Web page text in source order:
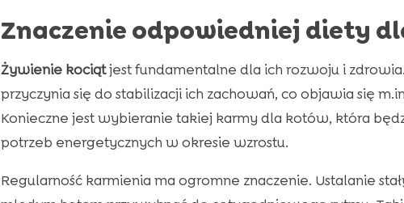
Znaczenie odpowiedniej diety
Żywienie kociątjest fundamentalne dla ich rozwoju i
przyczynia się do stabilizacji ich zachowań, co objawia się
Konieczne jest wybieranie takiej karmy dla kotów, która
potrzeb energetycznych w okresie wzrostu.
Regularność karmienia ma ogromne znaczenie. Ustalanie